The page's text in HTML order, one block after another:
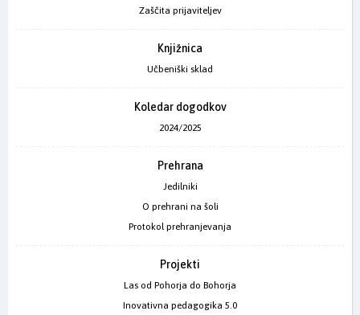
Zaščita prijaviteljev
Knjižnica
Učbeniški sklad
Koledar dogodkov
2024/2025
Prehrana
Jedilniki
O prehrani na šoli
Protokol prehranjevanja
Projekti
Las od Pohorja do Bohorja
Inovativna pedagogika 5.0